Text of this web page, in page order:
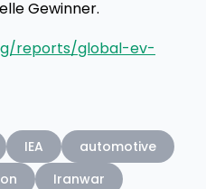
Gewinner.
reports/global-ev-
IEA
automotive
Iranwar